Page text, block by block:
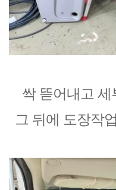
싹 뜯어내고
그 뒤에 도장작